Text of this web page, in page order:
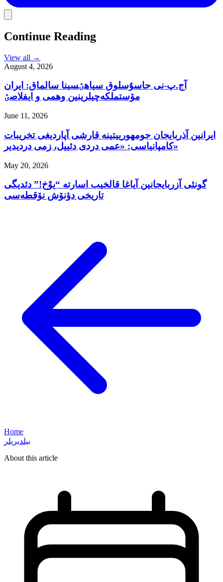
Continue Reading
View all →
August 4, 2026
آج.پ-نی جاسۇسلوق سیاهؽسینا سالماق: ایران
مۆستملکه‌چیلرینین وهمی و ایفلاصؽ
June 11, 2026
ایرانین آذربایجان جومهورییتینه قارشی آپاردیغی تخریبات
کامپانیاسی: «عمی دردی دئییل، زمی دردیدیر»
May 20, 2026
گونئی آزربایجانین آیاغا قالخیب اسارته “یوْخ!” دئدیگی
تاریخی دؤنۆش نۆقطه‌سی
Home
بیلدیریلر
About this article